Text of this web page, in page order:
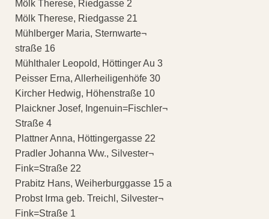
Mölk Therese, Riedgasse 2
Mölk Therese, Riedgasse 21
Mühlberger Maria, Sternwarte¬
straße 16
Mühlthaler Leopold, Höttinger Au 3
Peisser Erna, Allerheiligenhöfe 30
Kircher Hedwig, Höhenstraße 10
Plaickner Josef, Ingenuin=Fischler¬
Straße 4
Plattner Anna, Höttingergasse 22
Pradler Johanna Ww., Silvester¬
Fink=Straße 22
Prabitz Hans, Weiherburggasse 15 a
Probst Irma geb. Treichl, Silvester¬
Fink=Straße 1